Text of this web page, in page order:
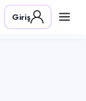
Giriş